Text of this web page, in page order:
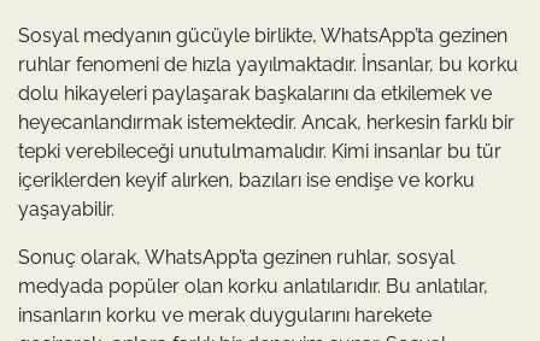
Sosyal medyanın gücüyle birlikte, WhatsApp’ta gezinen
ruhlar fenomeni de hızla yayılmaktadır. İnsanlar, bu korku
dolu hikayeleri paylaşarak başkalarını da etkilemek ve
heyecanlandırmak istemektedir. Ancak, herkesin farklı bir
tepki verebileceği unutulmamalıdır. Kimi insanlar bu tür
içeriklerden keyif alırken, bazıları ise endişe ve korku
yaşayabilir.
Sonuç olarak, WhatsApp’ta gezinen ruhlar, sosyal
medyada popüler olan korku anlatılarıdır. Bu anlatılar,
insanların korku ve merak duygularını harekete